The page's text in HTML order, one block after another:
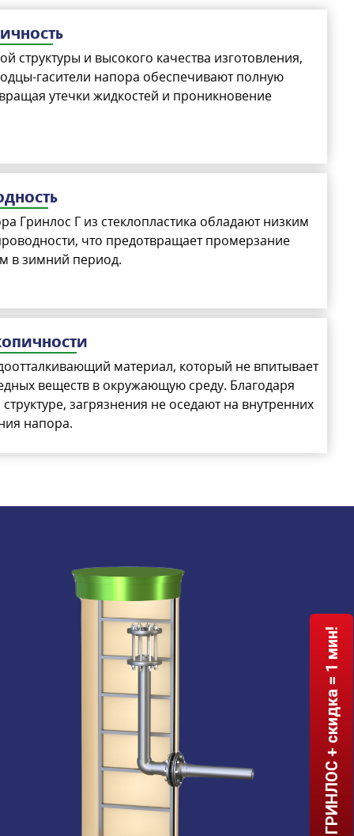
структуры и высокого качества изготовления,
гасители напора обеспечивают полную
утечки жидкостей и проникновение
Гринлос Г из стеклопластика обладают низким
что предотвращает промерзание
в зимний период.
материал, который не впитывает
веществ в окружающую среду. Благодаря
загрязнения не оседают на внутренних
напора.
ГРИНЛОС + скидка = 1 мин!